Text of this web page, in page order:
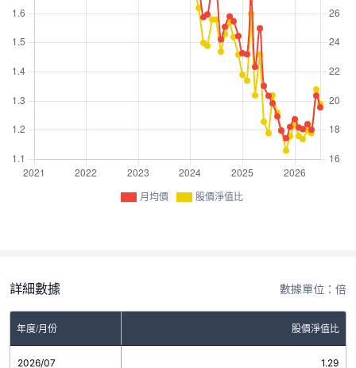
月均價 股價淨值比
詳細數據 數據單位：倍
年度/月份 股價淨值比
2026/07 1.29